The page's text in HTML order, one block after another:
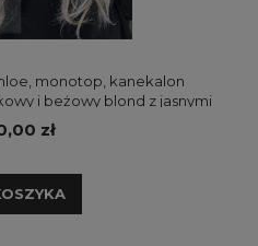
monotop, kanekalon
i beżowy blond z jasnymi
na odroście
zł